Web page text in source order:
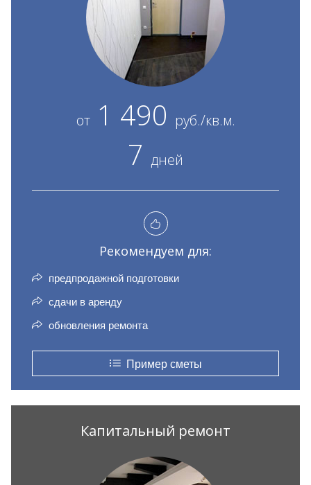
от1 490 руб./кв.м.
7 дней
Рекомендуем для:
предпродажной подготовки
сдачи в аренду
обновления ремонта
Пример сметы
Капитальный ремонт